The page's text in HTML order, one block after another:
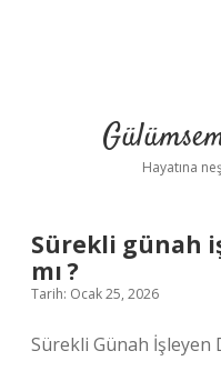
Hayatına
Sürekli günah
mı ?
Tarih: Ocak 25, 2026
Sürekli Günah İşleyen